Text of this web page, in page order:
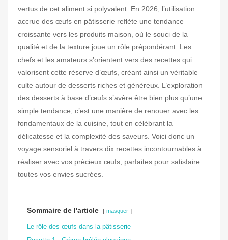
vertus de cet aliment si polyvalent. En 2026, l’utilisation
accrue des œufs en pâtisserie reflète une tendance
croissante vers les produits maison, où le souci de la
qualité et de la texture joue un rôle prépondérant. Les
chefs et les amateurs s’orientent vers des recettes qui
valorisent cette réserve d’œufs, créant ainsi un véritable
culte autour de desserts riches et généreux. L’exploration
des desserts à base d’œufs s’avère être bien plus qu’une
simple tendance; c’est une manière de renouer avec les
fondamentaux de la cuisine, tout en célébrant la
délicatesse et la complexité des saveurs. Voici donc un
voyage sensoriel à travers dix recettes incontournables à
réaliser avec vos précieux œufs, parfaites pour satisfaire
toutes vos envies sucrées.
Sommaire de l'article masquer
Le rôle des œufs dans la pâtisserie